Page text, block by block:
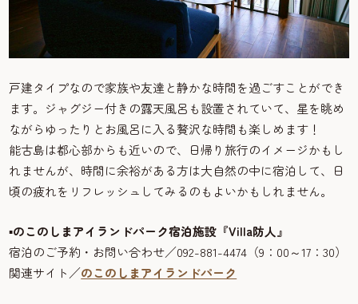
戸建タイプなので家族や友達と静かな時間を過ごすことができ
ます。ジャグジー付きの露天風呂も設置されていて、星を眺め
ながらゆったりとお風呂に入る贅沢な時間も楽しめます！
能古島は都心部からも近いので、日帰り旅行のイメージかもし
れませんが、時間に余裕がある方は大自然の中に宿泊して、日
頃の疲れをリフレッシュしてみるのもよいかもしれません。
▪のこのしまアイランドパーク宿泊施設『Villa防人』
宿泊のご予約・お問い合わせ／092-881-4474（9：00～17：30）
関連サイト／のこのしまアイランドパーク